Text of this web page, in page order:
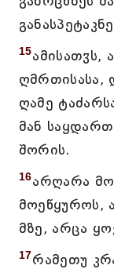
15ამისათჳს,
ღმრთისასა,
ღამე
მან
შორის.
16არღარა
მოეწყუროს,
მზე, არცა
17რამეთუ